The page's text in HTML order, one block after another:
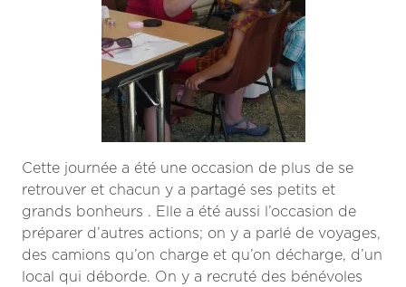
Cette journée a été une occasion de plus de se
retrouver et chacun y a partagé ses petits et
grands bonheurs . Elle a été aussi l’occasion de
préparer d’autres actions; on y a parlé de voyages,
des camions qu’on charge et qu’on décharge, d’un
local qui déborde. On y a recruté des bénévoles